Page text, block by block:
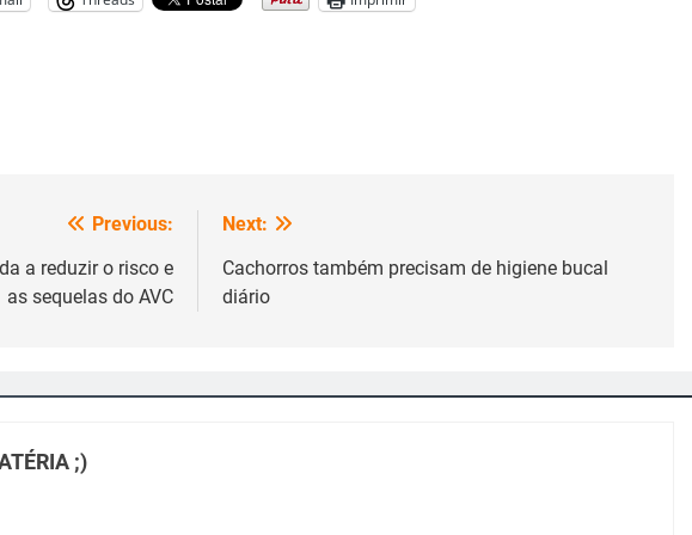
Previous:
a reduzir o risco e
as sequelas do AVC
Next:
Cachorros também precisam de higiene bucal
diário
;)